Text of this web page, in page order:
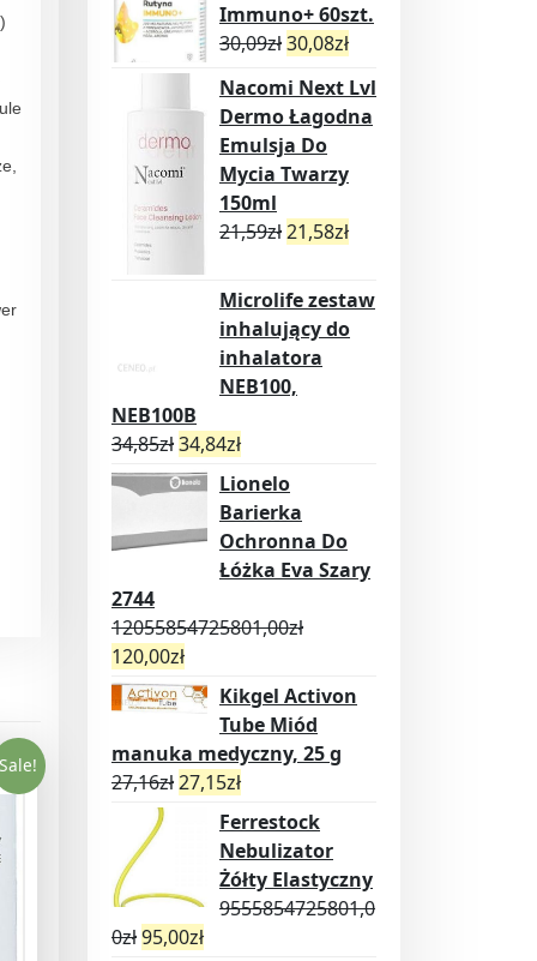
Sale!
Immuno+ 60szt.
30,09zł30,08zł
Nacomi Next Lvl
Dermo Łagodna
Emulsja Do
Mycia Twarzy
150ml
21,59zł21,58zł
Microlife zestaw
inhalujący do
inhalatora
NEB100,
NEB100B
34,85zł34,84zł
Lionelo
Barierka
Ochronna Do
Łóżka Eva Szary
2744
12055854725801,00zł
120,00zł
Kikgel Activon
Tube Miód
manuka medyczny, 25 g
27,16zł27,15zł
Ferrestock
Nebulizator
Żółty Elastyczny
9555854725801,0
0zł95,00zł